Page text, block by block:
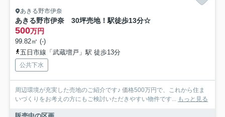
あきる野市伊奈
あきる野市伊奈 30坪売地！駅徒歩13分☆
500万円
99.82㎡ (-)
五日市線「武蔵増戸」駅 徒歩13分
公共下水
周辺環境が充実した売地のご紹介です♪ 価格500万円で、これから住ま
いづくりをお考えの方にもご検討いただきやすい物件です... もっと見る